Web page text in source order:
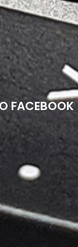
FACEBOOK